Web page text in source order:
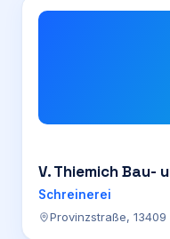
V. Thiemich Bau-
Schreinerei
Provinzstraße, 13409